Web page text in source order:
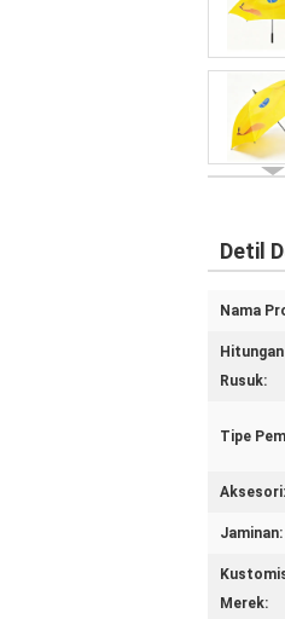
Detil
Nama
Rusuk:
Tipe
Aksesori:
Jaminan:
Merek: